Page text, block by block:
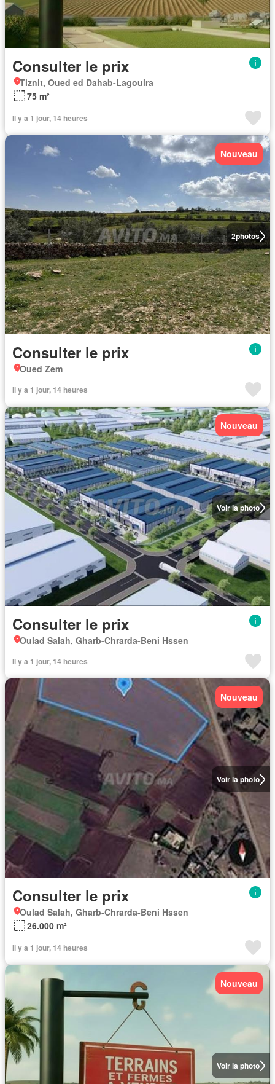
Consulter le prix
Tiznit, Oued ed Dahab-Lagouira
75 m²
Il y a 1 jour, 14 heures
2photos
Nouveau
Consulter le prix
Oued Zem
Il y a 1 jour, 14 heures
Voir la photo
Nouveau
Consulter le prix
Oulad Salah, Gharb-Chrarda-Beni Hssen
Il y a 1 jour, 14 heures
Voir la photo
Nouveau
Consulter le prix
Oulad Salah, Gharb-Chrarda-Beni Hssen
26.000 m²
Il y a 1 jour, 14 heures
Voir la photo
Nouveau